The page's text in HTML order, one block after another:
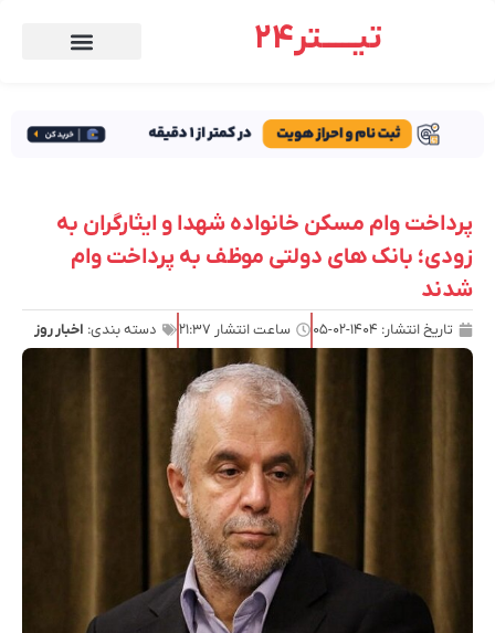
تیـــــتر24
پرداخت وام مسکن خانواده شهدا و ایثارگران به
زودی؛ بانک های دولتی موظف به پرداخت وام
شدند
تاریخ انتشار: ۱۴۰۴-۰۲-۰۵ ساعت انتشار ۲۱:۳۷ دسته بندی: اخبار روز